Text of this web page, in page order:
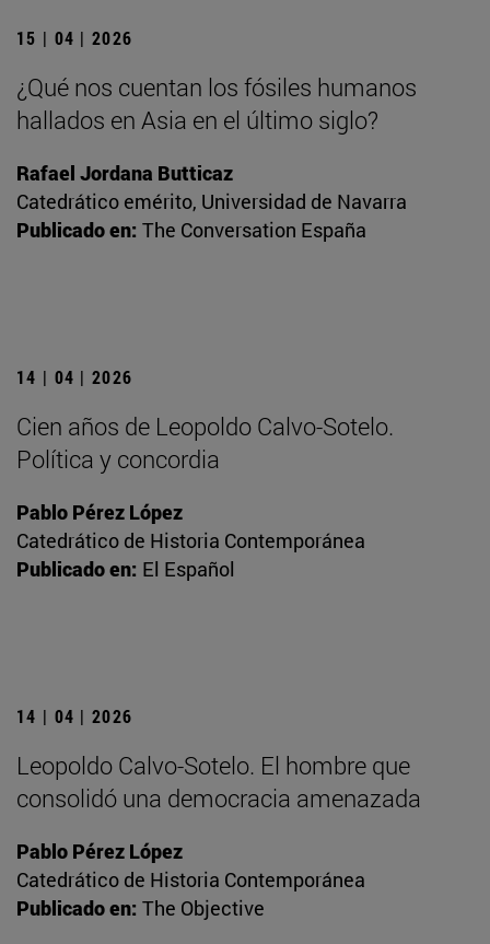
15 | 04 | 2026
¿Qué nos cuentan los fósiles humanos
hallados en Asia en el último siglo?
Rafael Jordana Butticaz
Catedrático emérito, Universidad de Navarra
Publicado en: The Conversation España
14 | 04 | 2026
Cien años de Leopoldo Calvo-Sotelo.
Política y concordia
Pablo Pérez López
Catedrático de Historia Contemporánea
Publicado en: El Español
14 | 04 | 2026
Leopoldo Calvo-Sotelo. El hombre que
consolidó una democracia amenazada
Pablo Pérez López
Catedrático de Historia Contemporánea
Publicado en: The Objective